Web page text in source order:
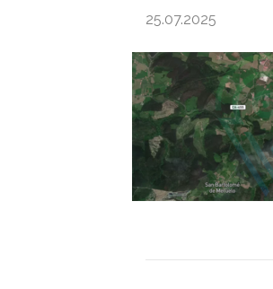
25.07.2025